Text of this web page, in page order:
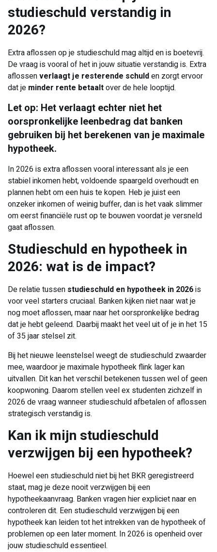
studieschuld verstandig in
2026?
Extra aflossen op je studieschuld mag altijd en is boetevrij.
De vraag is vooral of het in jouw situatie verstandig is. Extra
aflossenverlaagt je resterende schulden zorgt ervoor
dat je minder rente betaaltover de hele looptijd.
Let op: Het verlaagt echter niet het
oorspronkelijke leenbedrag dat banken
gebruiken bij het berekenen van je maximale
hypotheek.
In 2026 is extra aflossen vooral interessant als je een
stabiel inkomen hebt, voldoende spaargeld overhoudt en
plannen hebt om een huis te kopen. Heb je juist een
onzeker inkomen of weinig buffer, dan is het vaak slimmer
om eerst financiële rust op te bouwen voordat je versneld
gaat aflossen.
Studieschuld en hypotheek in
2026: wat is de impact?
De relatie tussen studieschuld en hypotheek in 2026is
voor veel starters cruciaal. Banken kijken niet naar wat je
nog moet aflossen, maar naar het oorspronkelijke bedrag
dat je hebt geleend. Daarbij maakt het veel uit of je in het 15
of 35 jaar stelsel zit.
Bij het nieuwe leenstelsel weegt de studieschuld zwaarder
mee, waardoor je maximale hypotheek flink lager kan
uitvallen. Dit kan het verschil betekenen tussen wel of geen
koopwoning. Daarom stellen veel ex studenten zichzelf in
2026 de vraag wanneer studieschuld afbetalen of aflossen
strategisch verstandig is.
Kan ik mijn studieschuld
verzwijgen bij een hypotheek?
Hoewel een studieschuld niet bij het BKR geregistreerd
staat, mag je deze nooit verzwijgen bij een
hypotheekaanvraag. Banken vragen hier expliciet naar en
controleren dit. Een studieschuld verzwijgen bij een
hypotheek kan leiden tot het intrekken van de hypotheek of
problemen op een later moment. In 2026 is openheid over
jouw studieschuld essentieel.